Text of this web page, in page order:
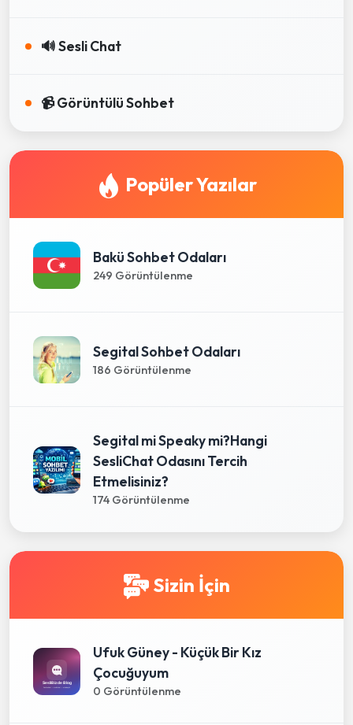
🔊 Sesli Chat
📹 Görüntülü Sohbet
Popüler Yazılar
Bakü Sohbet Odaları
249 Görüntülenme
Segital Sohbet Odaları
186 Görüntülenme
Segital mi Speaky mi?Hangi
SesliChat Odasını Tercih
Etmelisiniz?
174 Görüntülenme
Sizin İçin
Ufuk Güney - Küçük Bir Kız
Çocuğuyum
0 Görüntülenme